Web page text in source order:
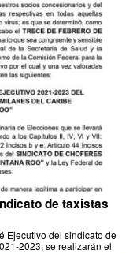
de taxistas
Ejecutivo del sindicato de
2023, se realizarán el